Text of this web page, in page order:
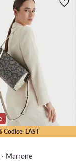
Codice: LAST
Marrone